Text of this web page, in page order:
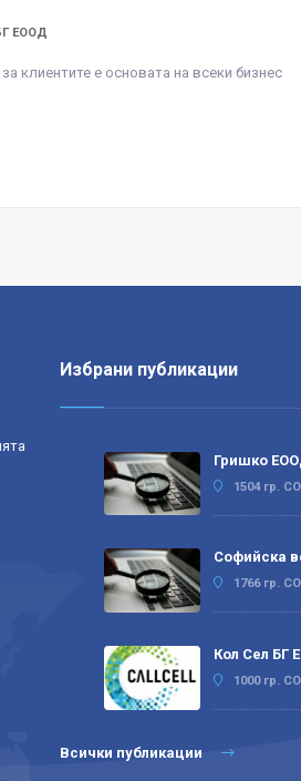
ЕООД
клиентите е основата на всеки бизнес
Избрани публикации
Гришко
1504 гр.
Софийска
1766 гр.
Кол Сел БГ
1000 гр.
Всички публикации